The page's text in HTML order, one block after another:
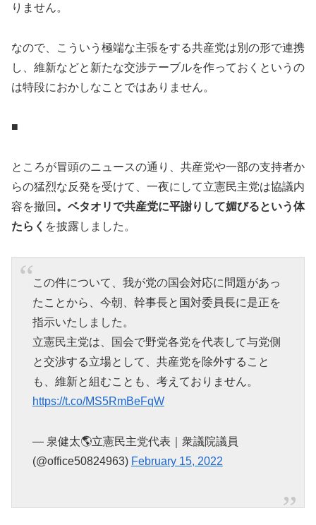
りません。
なので、こういう極端な主張をする共産党は別の形で連携
し、維新などと新たな交渉テーブルを作っておくというの
は特段におかしなことではありません。
■
ところが冒頭のニュースの通り、共産党や一部の支持者か
らの猛烈な反発を受けて、一夜にして立憲民主党は協議内
容を撤回 。ベタオリで共産党に平謝りして媚びるという体
たらく を披露しました。
この件について、我が党の国会対応に問題があっ
たことから、今朝、幹事長と国対委員長に是正を
指示いたしました。
立憲民主党は、国会で野党各党を代表して与党側
と交渉する立場として、共産党を除外すること
も、維新と組むことも、考えておりません。
https://t.co/MS5RmBeFqW
— 泉健太🌎立憲民主党代表｜衆議院議員
(@office50824963) February 15, 2022